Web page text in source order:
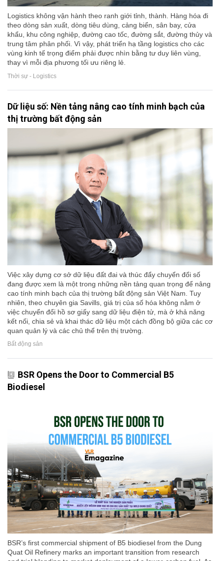
Logistics không vận hành theo ranh giới tỉnh, thành. Hàng hóa đi
theo dòng sản xuất, dòng tiêu dùng, cảng biển, sân bay, cửa
khẩu, khu công nghiệp, đường cao tốc, đường sắt, đường thủy và
trung tâm phân phối. Vì vậy, phát triển hạ tầng logistics cho các
vùng kinh tế trọng điểm phải được nhìn bằng tư duy liên vùng,
thay vì mỗi địa phương tối ưu riêng lẻ.
Thời sự - Logistics
Dữ liệu số: Nền tảng nâng cao tính minh bạch của
thị trường bất động sản
Việc xây dựng cơ sở dữ liệu đất đai và thúc đẩy chuyển đổi số
đang được xem là một trong những nền tảng quan trọng để nâng
cao tính minh bạch của thị trường bất động sản Việt Nam. Tuy
nhiên, theo chuyên gia Savills, giá trị của số hóa không nằm ở
việc chuyển đổi hồ sơ giấy sang dữ liệu điện tử, mà ở khả năng
kết nối, chia sẻ và khai thác dữ liệu một cách đồng bộ giữa các cơ
quan quản lý và các chủ thể trên thị trường.
Bất động sản
BSR Opens the Door to Commercial B5
Biodiesel
BSR’s first commercial shipment of B5 biodiesel from the Dung
Quat Oil Refinery marks an important transition from research